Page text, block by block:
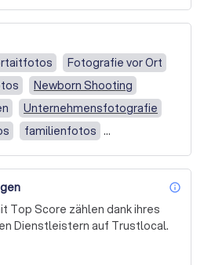
der Welt durfte ich von
in einem kleinen
2004 mit der Landessieger-
absolut glücklich war, bin ich
Stammkunden über
verfeinern und viel
sammeln.
Artist-Ausbildung in der
absolviert, weil ich diese
meine Fotografie einfließen
kreative Freiheit.
Fotografie vor Ort
Newborn Shooting
Unternehmensfotografie
familienfotos
Mehrgenerationen Shooting
Score zählen dank ihres
Dienstleistern auf Trustlocal.